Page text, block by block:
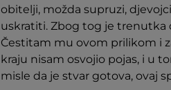
obitelji, možda supruzi,
uskratiti. Zbog tog je trenutka
Čestitam mu ovom prilikom i
kraju nisam osvojio pojas, i u
misle da je stvar gotova, ovaj